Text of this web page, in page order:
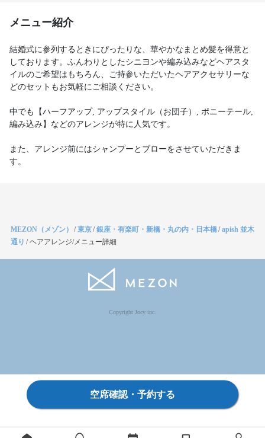
メニュー紹介
結婚式に参列するときにぴったりな、華やかなまとめ髪を得意と
しております。ふんわりとしたシニヨンや編み込みなどヘアスタ
イルのご希望はもちろん、ご持参いただいたヘアアクセサリーな
どのセットもお気軽にご相談ください。
中でも【ハーフアップ, アップスタイル（お団子）, ポニーテール,
編み込み】などのアレンジが特に人気です。
また、アレンジ前にはシャンプーとブローをさせていただきま
す。
MEZON（メゾン） /東京/銀座・有楽町・新橋・丸の内・日本橋/apish 並木
通り /ヘアアレンジ/メニュー詳細
Copyright Jocy inc.
空席確認・予約する